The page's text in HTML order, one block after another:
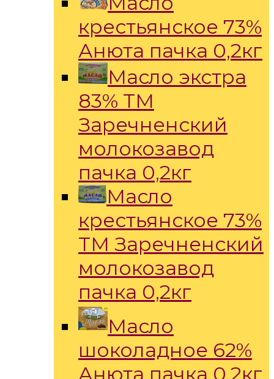
крестьянское 73%
Анюта пачка 0,2кг
Масло экстра
83% ТМ
Заречненский
молокозавод
пачка 0,2кг
Масло
крестьянское 73%
ТМ Заречненский
молокозавод
пачка 0,2кг
Масло
шоколадное 62%
Анюта пачка 0,2кг